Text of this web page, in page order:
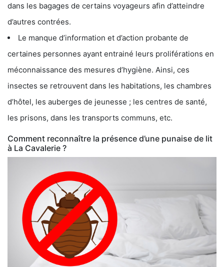
dans les bagages de certains voyageurs afin d’atteindre
d’autres contrées.
Le manque d’information et d’action probante de
certaines personnes ayant entrainé leurs proliférations en
méconnaissance des mesures d’hygiène. Ainsi, ces
insectes se retrouvent dans les habitations, les chambres
d’hôtel, les auberges de jeunesse ; les centres de santé,
les prisons, dans les transports communs, etc.
Comment reconnaître la présence d’une punaise de lit
à La Cavalerie ?